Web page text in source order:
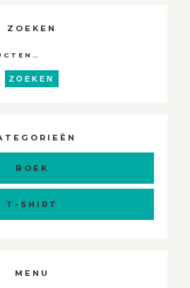
ZOEKEN
ZOEKEN
BOEK
T-SHIRT
MENU